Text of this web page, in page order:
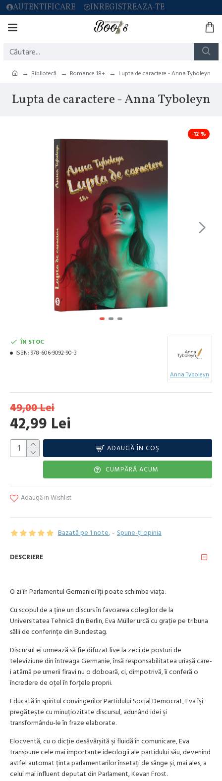
AUTENTIFICARE INREGISTREAZA-TE
Bibliotecă Romance 18+ Lupta de caractere - Anna Tyboleyn
Lupta de caractere - Anna Tyboleyn
-12 %
Bazată pe 1 note. - Spune-ţi opinia
42,99 Lei
49,00 Lei
ÎN STOC
ISBN: 978-606-9092-90-3
Anna Tyboleyn
ADAUGĂ ÎN COŞ
CUMPĂRĂ ACUM
Adaugă in Wishlist
DESCRIERE
O zi în Parlamentul Germaniei îţi poate schimba viaţa.
Cu scopul de a ţine un discurs în favoarea colegilor de la
Universitatea Tehnică din Berlin, Eva Müller urcă cu graţie pe tribuna
sălii de conferinţe din Bundestag.
Discursul ei urmează să fie difuzat live la zeci de posturi de
televiziune din întreaga Germanie, însă responsabilitatea uriașă care-
i atârnă pe umerii firavi nu o doboară, ci, dimpotrivă, îi conferă o
încredere de oțel în forțele proprii.
Educată în spiritul convingerilor Partidului Social Democrat, Eva îşi
pregăteşte cu minuțiozitate discursul, adunând idei şi
transformându-le în fraze elaborate.
Elocventă, cu o dicţie desăvârșită şi fluidă în comunicare, Eva
transpune cele mai importante ideologii ale partidului său, devenind
astfel automat ținta parlamentarilor însetaţi de sânge și, mai ales, a
celui mai influent deputat din Parlament, Kevan Frost.